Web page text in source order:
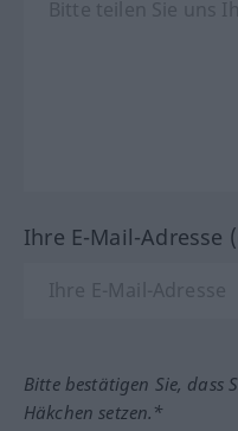
Ihre E-Mail-Adresse
Bitte bestätigen Sie, dass
Häkchen setzen.*